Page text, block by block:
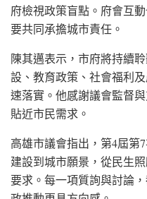
府檢視政策盲點。府會互
要共同承擔城市責任。
陳其邁表示，市府將持續
設、教育政策、社會福利
速落實。他感謝議會監督
貼近市民需求。
高雄市議會指出，第4屆第
建設到城市願景，從民生
要求。每一項質詢與討論